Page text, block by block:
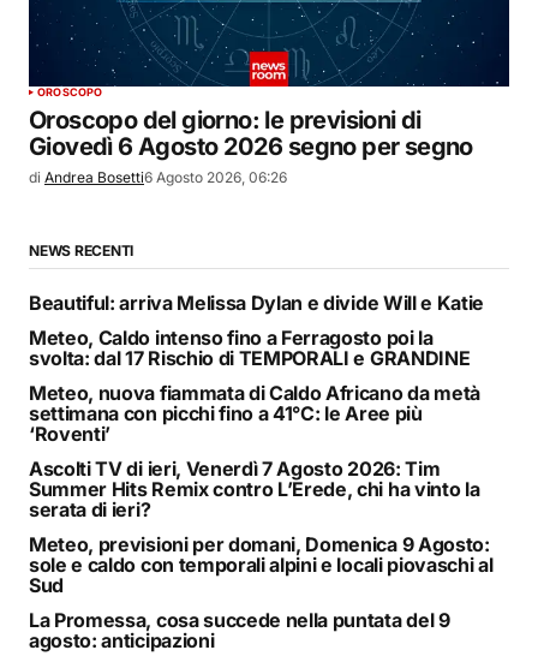
OROSCOPO
Oroscopo del giorno: le previsioni di
Giovedì 6 Agosto 2026 segno per segno
di Andrea Bosetti6 Agosto 2026, 06:26
NEWS RECENTI
Beautiful: arriva Melissa Dylan e divide Will e Katie
Meteo, Caldo intenso fino a Ferragosto poi la
svolta: dal 17 Rischio di TEMPORALI e GRANDINE
Meteo, nuova fiammata di Caldo Africano da metà
settimana con picchi fino a 41°C: le Aree più
‘Roventi’
Ascolti TV di ieri, Venerdì 7 Agosto 2026: Tim
Summer Hits Remix contro L’Erede, chi ha vinto la
serata di ieri?
Meteo, previsioni per domani, Domenica 9 Agosto:
sole e caldo con temporali alpini e locali piovaschi al
Sud
La Promessa, cosa succede nella puntata del 9
agosto: anticipazioni